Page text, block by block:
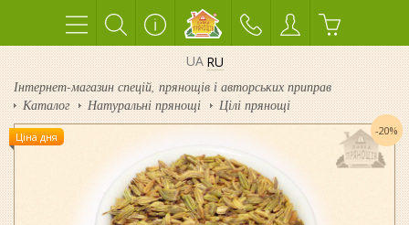
UA RU
Інтернет-магазин спецій, прянощів і авторських приправ
Каталог
Натуральні прянощі Цілі прянощі
Ціна дня -20%